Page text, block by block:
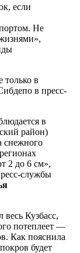
если
Не
в
в пресс-
в
район)
снежного
2 до 6 см»,
службы
Кузбасс,
потеплеет —
Как пояснила
будет